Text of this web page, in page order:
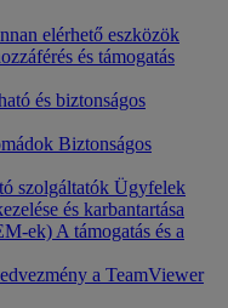
elérhető eszközök
és támogatás
és biztonságos
Biztonságos
szolgáltatók Ügyfelek
és karbantartása
ek) A támogatás és a
a TeamViewer